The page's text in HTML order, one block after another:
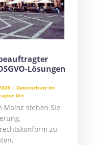
Lösungen
| Datenschutz im
Ort
Mainz stehen Sie
zu